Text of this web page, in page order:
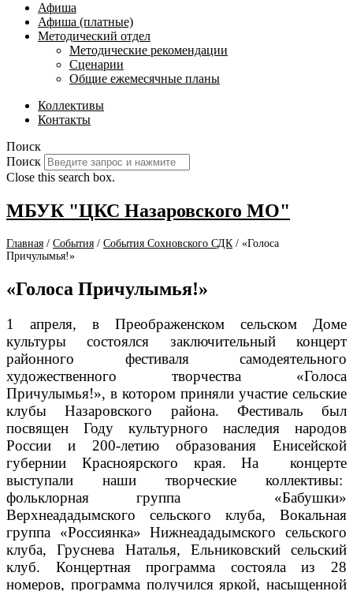
Афиша
Афиша (платные)
Методический отдел
Методические рекомендации
Сценарии
Общие ежемесячные планы
Коллективы
Контакты
Поиск
Поиск
Close this search box.
МБУК "ЦКС Назаровского МО"
Главная / События / События Сохновского СДК / «Голоса
Причулымья!»
«Голоса Причулымья!»
1 апреля, в Преображенском сельском Доме
культуры состоялся заключительный концерт
районного фестиваля самодеятельного
художественного творчества «Голоса
Причулымья!», в котором приняли участие сельские
клубы Назаровского района. Фестиваль был
посвящен Году культурного наследия народов
России и 200-летию образования Енисейской
губернии Красноярского края. На концерте
выступали наши творческие коллективы:
фольклорная группа «Бабушки»
Верхнеададымского сельского клуба, Вокальная
группа «Россиянка» Нижнеададымского сельского
клуба, Груснева Наталья, Ельниковский сельский
клуб. Концертная программа состояла из 28
номеров, программа получился яркой, насыщенной